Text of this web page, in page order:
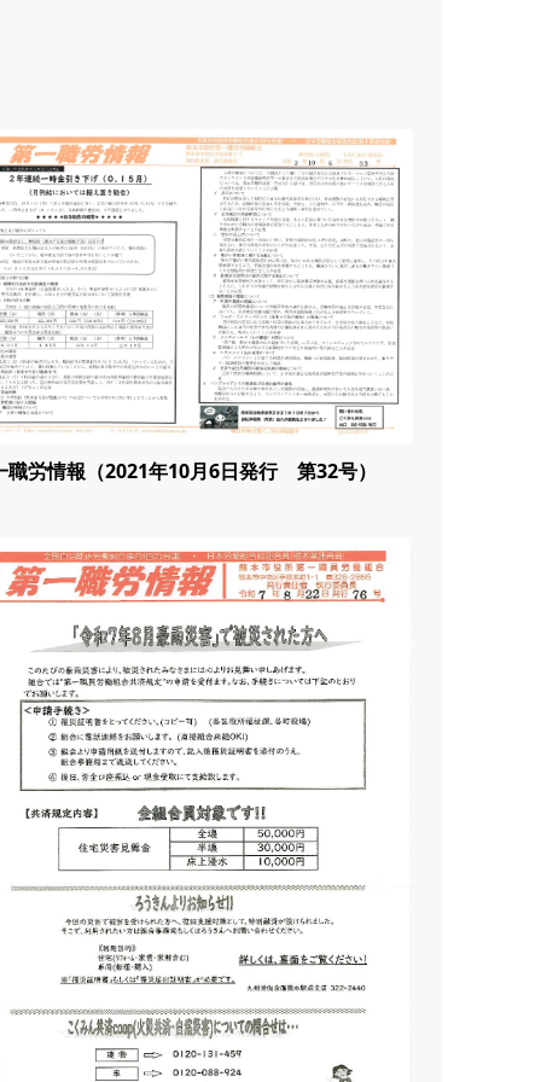
職労情報（2021年10月6日発行 第32号）